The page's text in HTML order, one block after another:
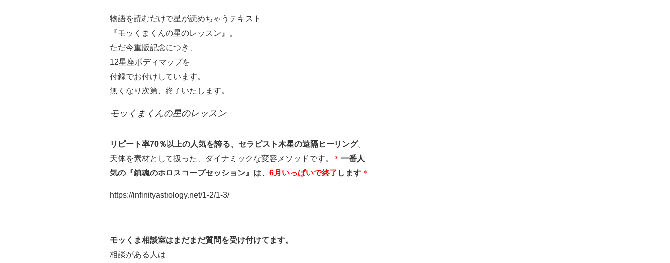
物語を読むだけで星が読めちゃうテキスト
『モッくまくんの星のレッスン』。
ただ今重版記念につき、
12星座ボディマップを
付録でお付けしています。
無くなり次第、終了いたします。
モッくまくんの星のレッスン
リピート率70％以上の人気を誇る、セラピスト木星の遠隔ヒーリング。
天体を素材として扱った、ダイナミックな変容メソッドです。
＊ 一番人
気の『鎮魂のホロスコープセッション』は、 6月いっぱいで終了 します ＊
https://infinityastrology.net/1-2/1-3/
モッくま相談室はまだまだ質問を受け付けてます。
相談がある人は